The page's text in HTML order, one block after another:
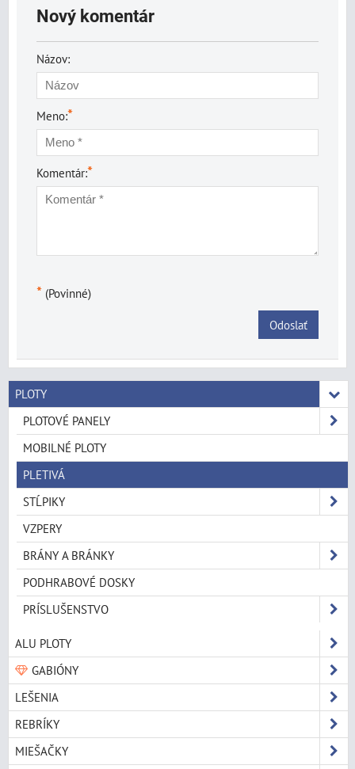
Nový komentár
Názov:
Meno:*
Komentár:*
* (Povinné)
Odoslať
PLOTY
PLOTOVÉ PANELY
MOBILNÉ PLOTY
PLETIVÁ
STĹPIKY
VZPERY
BRÁNY A BRÁNKY
PODHRABOVÉ DOSKY
PRÍSLUŠENSTVO
ALU PLOTY
GABIÓNY
LEŠENIA
REBRÍKY
MIEŠAČKY